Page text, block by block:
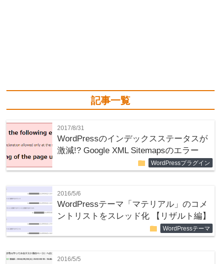
記事一覧
2017/8/31
WordPressのインデックスステータスが
激減!? Google XML Sitemapsのエラー
folder WordPressプラグイン
2016/5/6
WordPressテーマ「マテリアル」のコメ
ントリストをスレッド化 【リザルト編】
folder WordPressテーマ
2016/5/5